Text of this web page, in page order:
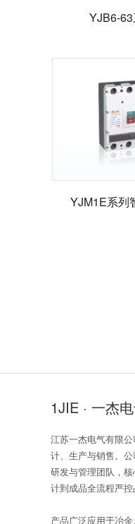
YJB6-
YJM1E系列
1JIE · 一杰
江苏一杰电气有限
计、生产与销售。
研发与管理团队，
计到成品全流程严控
产品广泛应用于冶